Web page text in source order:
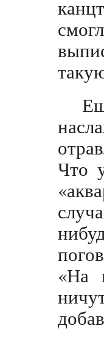
Что
«На